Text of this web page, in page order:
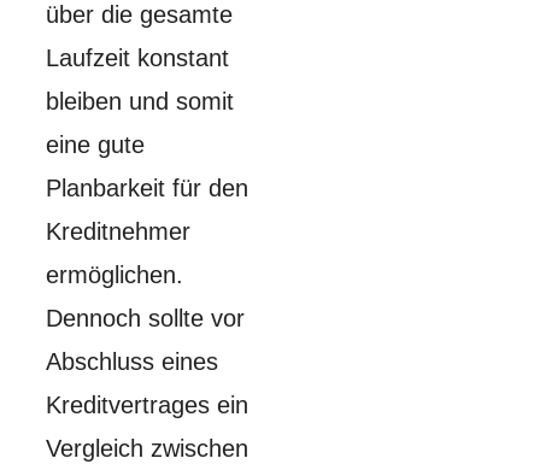
über die gesamte
Laufzeit konstant
bleiben und somit
eine gute
Planbarkeit für den
Kreditnehmer
ermöglichen.
Dennoch sollte vor
Abschluss eines
Kreditvertrages ein
Vergleich zwischen